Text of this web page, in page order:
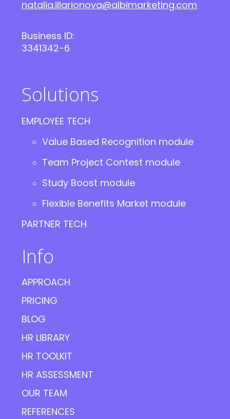
natalia.illarionova@albimarketing.com
Business ID:
3341342-6
Solutions
EMPLOYEE TECH
Value Based Recognition module
Team Project Contest module
Study Boost module
Flexible Benefits Market module
PARTNER TECH
Info
APPROACH
PRICING
BLOG
HR LIBRARY
HR TOOLKIT
HR ASSESSMENT
OUR TEAM
REFERENCES